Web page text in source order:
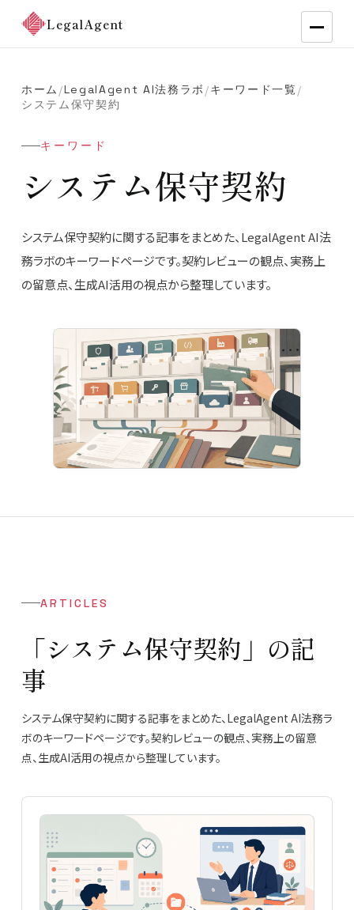
LegalAgent
ホーム /LegalAgent AI法務ラボ /キーワード一覧/
システム保守契約
キーワード
システム保守契約
システム保守契約に関する記事をまとめた、LegalAgent AI法
務ラボのキーワードページです。契約レビューの観点、実務上
の留意点、生成AI活用の視点から整理しています。
ARTICLES
「システム保守契約」の記
事
システム保守契約に関する記事をまとめた、LegalAgent AI法務ラ
ボのキーワードページです。契約レビューの観点、実務上の留意
点、生成AI活用の視点から整理しています。